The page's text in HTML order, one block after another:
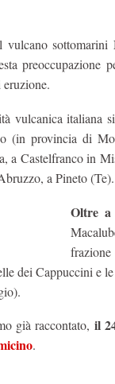
sottomarini
preoccupazione
vulcanica italiana
(in provincia di
a Castelfranco in
a Pineto (Te).
Oltre a
dei Cappuccini e
già raccontato, il
.